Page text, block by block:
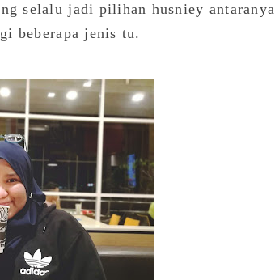
selalu jadi pilihan husniey antaranya
beberapa jenis tu.